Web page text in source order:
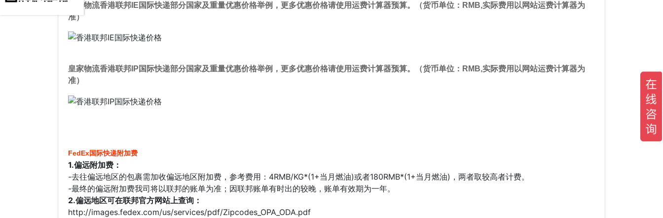
皇家物流香港联邦IE国际快递部分国家及重量优惠价格举例，更多优惠价格请使用运费计算器预算。（货币单位：RMB,实际费用以网站运费计算器为
准）
皇家物流香港联邦IP国际快递部分国家及重量优惠价格举例，更多优惠价格请使用运费计算器预算。（货币单位：RMB,实际费用以网站运费计算器为
准）
FedEx国际快递附加费
1.偏远附加费：
-去往偏远地区的包裹需加收偏远地区附加费，参考费用：4RMB/KG*(1+当月燃油)或者180RMB*(1+当月燃油)，两者取较高者计费。
-最终的偏远附加费我司将以联邦的账单为准；因联邦账单有时出的较晚，账单有效期为一年。
2.偏远地区可在联邦官方网站上查询：
http://images.fedex.com/us/services/pdf/Zipcodes_OPA_ODA.pdf